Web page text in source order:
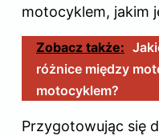
motocyklem, jakim
Zobacz także:
różnice między
motocyklem?
Przygotowując się